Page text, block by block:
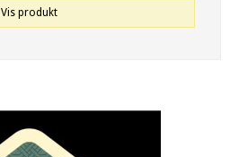
Vis produkt